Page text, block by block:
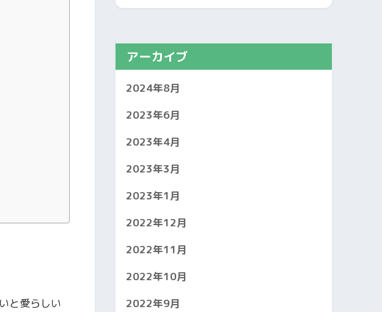
と愛らしい
アーカイブ
2024年8月
2023年6月
2023年4月
2023年3月
2023年1月
2022年12月
2022年11月
2022年10月
2022年9月